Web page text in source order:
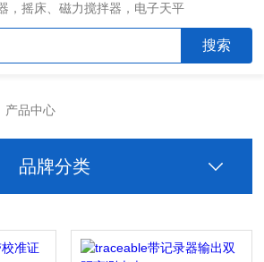
，摇床、磁力搅拌器，电子天平
产品中心
品牌分类